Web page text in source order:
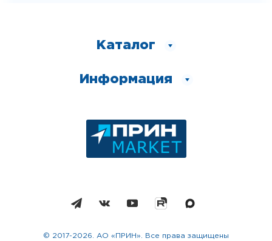
Каталог
Информация
© 2017-2026. АО «ПРИН». Все права защищены